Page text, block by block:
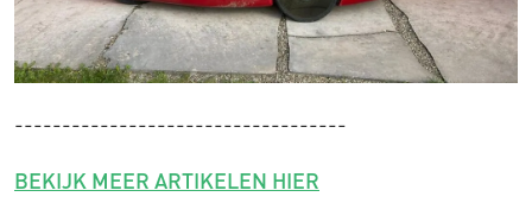
-----------------------------------
BEKIJK MEER ARTIKELEN HIER